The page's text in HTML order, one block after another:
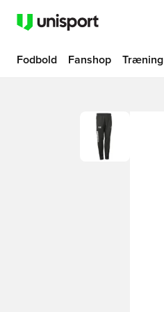
Fodbold Fanshop Træning